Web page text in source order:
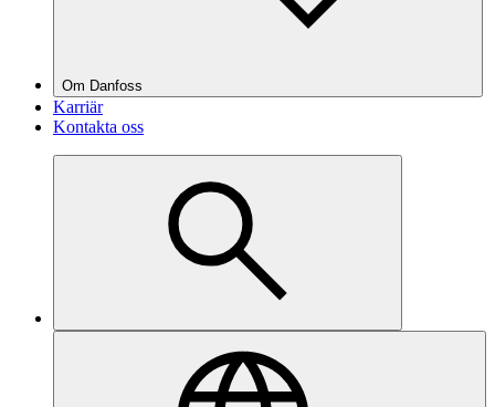
Om Danfoss
Karriär
Kontakta oss